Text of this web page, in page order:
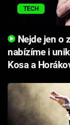
TECH
Nejde jen o
nabízíme i
Kosa a